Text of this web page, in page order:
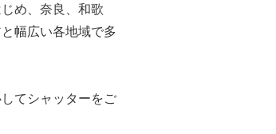
め、奈良、和歌
幅広い各地域で多
てシャッターをご